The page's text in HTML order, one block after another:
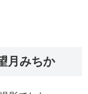
月みちか